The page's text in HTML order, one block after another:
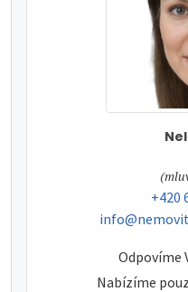
tel:
tel:
+420
e-mail:
Odpovíme
Nabízíme